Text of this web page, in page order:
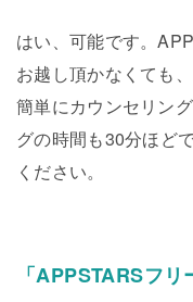
はい、可能です。
お越し頂かなくても
簡単にカウンセリン
グの時間も30分ほど
ください。
「APPSTARSフリ